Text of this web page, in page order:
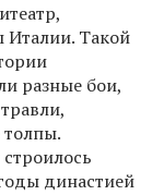
Италии. Такой
разные бои,
толпы.
династией